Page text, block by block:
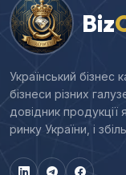
Biz
Український бізнес
бізнеси різних
довідник
ринку України, і